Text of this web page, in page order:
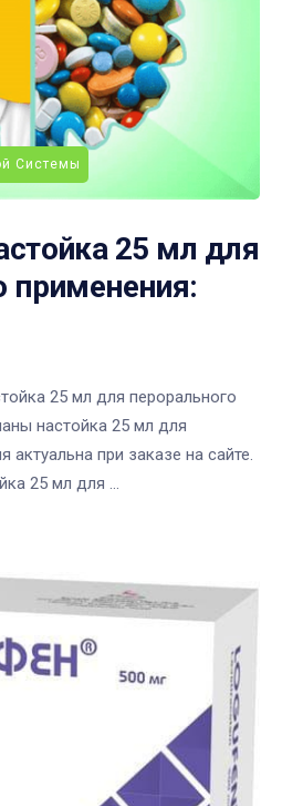
Системы
25 мл для
применения:
25 мл для перорального
настойка 25 мл для
актуальна при заказе на сайте.
25 мл для ...